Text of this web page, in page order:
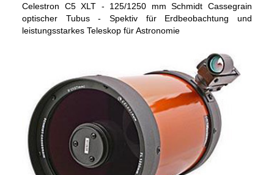
Celestron C5 XLT - 125/1250 mm Schmidt Cassegrain
optischer Tubus - Spektiv für Erdbeobachtung und
leistungsstarkes Teleskop für Astronomie